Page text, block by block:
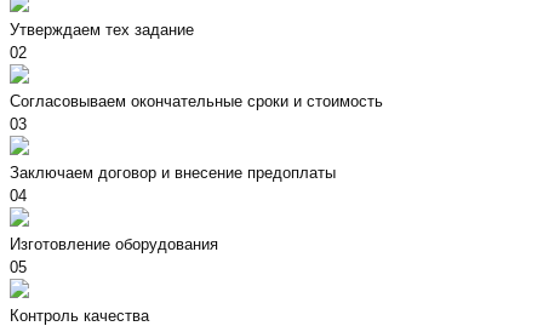
Утверждаем тех задание
02
Согласовываем окончательные сроки и стоимость
03
Заключаем договор и внесение предоплаты
04
Изготовление оборудования
05
Контроль качества